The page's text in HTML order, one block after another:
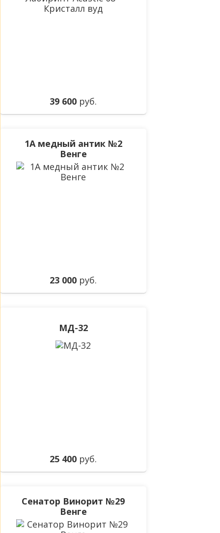
39 600 руб.
1А медный антик №2
Венге
23 000 руб.
МД-32
25 400 руб.
Сенатор Винорит №29
Венге